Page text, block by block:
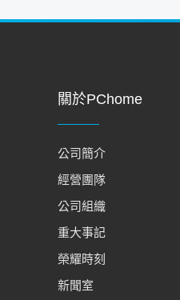
關於PChome
公司簡介
經營團隊
公司組織
重大事記
榮耀時刻
新聞室